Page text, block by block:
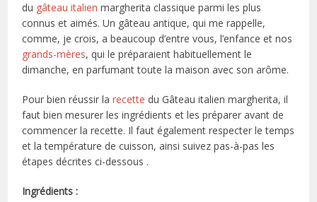
du gâteau italien margherita classique parmi les plus
connus et aimés. Un gâteau antique, qui me rappelle,
comme, je crois, a beaucoup d’entre vous, l’enfance et nos
grands-mères, qui le préparaient habituellement le
dimanche, en parfumant toute la maison avec son arôme.
Pour bien réussir larecette du Gâteau italien margherita, il
faut bien mesurer les ingrédients et les préparer avant de
commencer la recette. Il faut également respecter le temps
et la température de cuisson, ainsi suivez pas-à-pas les
étapes décrites ci-dessous .
Ingrédients :